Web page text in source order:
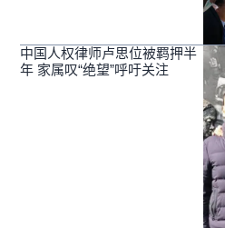
中国人权律师卢思位被羁押半
年 家属叹“绝望”呼吁关注